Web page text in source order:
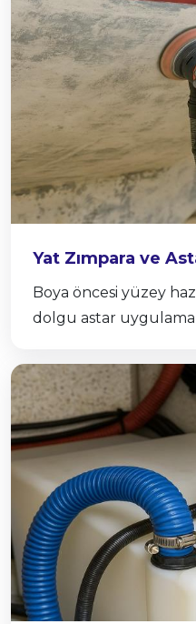
Yat Zımpara ve
Boya öncesi yüzey
dolgu astar